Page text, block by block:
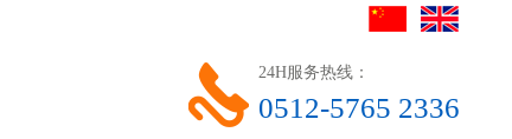
24H服务热线：
0512-5765 2336